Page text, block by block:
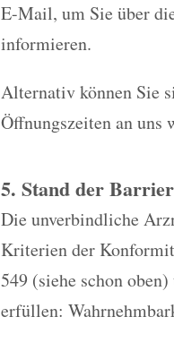
E-Mail, um Sie über
informieren.
Alternativ können Sie
Öffnungszeiten an uns
5. Stand der
Die unverbindliche
Kriterien der
549 (siehe schon
erfüllen: